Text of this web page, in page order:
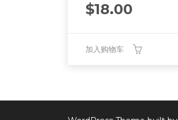
$18.00
加入购物车